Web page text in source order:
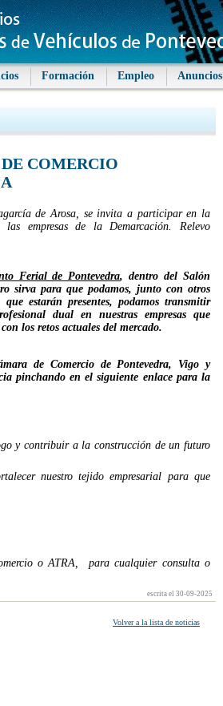
Formación Empleo Anuncios
COMERCIO
de Arosa, se invita a participar en la
empresas de la Demarcación. Relevo
Ferial de Pontevedra, dentro del Salón
sirva para que podamos, junto con otros
estarán presentes, podamos transmitir
dual en nuestras empresas que
los retos actuales del mercado.
de Comercio de Pontevedra, Vigo y
pinchando en el siguiente enlace para la
y contribuir a la construcción de un futuro
nuestro tejido empresarial para que
o ATRA, para cualquier consulta o
escrita el 30-09-2025
Volver a la lista de noticias